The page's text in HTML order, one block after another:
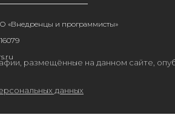
«Внедренцы и программисты»
данных
размещённые на данном сайте,